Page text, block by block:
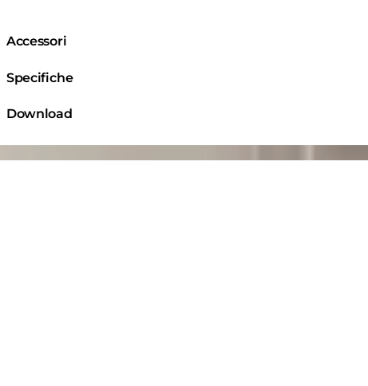
Accessori
Specifiche
Download